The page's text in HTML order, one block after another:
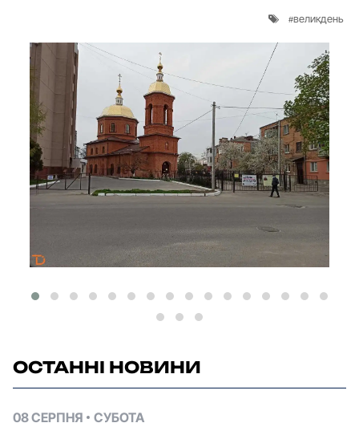
великдень
ОСТАННІ НОВИНИ
08 СЕРПНЯ СУБОТА